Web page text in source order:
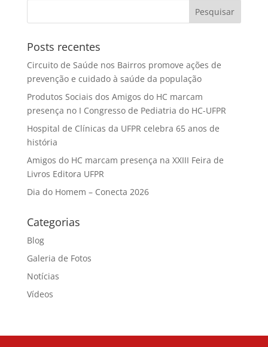
Posts recentes
Circuito de Saúde nos Bairros promove ações de
prevenção e cuidado à saúde da população
Produtos Sociais dos Amigos do HC marcam
presença no I Congresso de Pediatria do HC-UFPR
Hospital de Clínicas da UFPR celebra 65 anos de
história
Amigos do HC marcam presença na XXIII Feira de
Livros Editora UFPR
Dia do Homem – Conecta 2026
Categorias
Blog
Galeria de Fotos
Notícias
Vídeos